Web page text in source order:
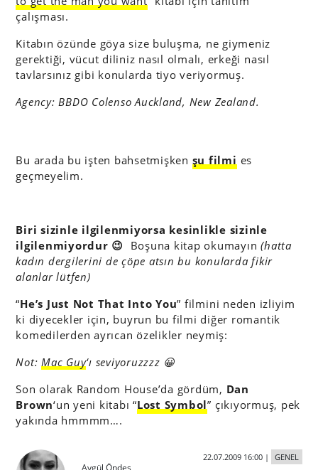
çalışması.
Kitabın özünde göya size buluşma, ne giymeniz
gerektiği, vücut diliniz nasıl olmalı, erkeği nasıl
tavlarsınız gibi konularda tiyo veriyormuş.
Agency: BBDO Colenso Auckland, New Zealand.
Bu arada bu işten bahsetmişken şu filmi es
geçmeyelim.
Biri sizinle ilgilenmiyorsa kesinlikle sizinle
ilgilenmiyordur 😉
Boşuna kitap okumayın(hatta
kadın dergilerini de çöpe atsın bu konularda fikir
alanlar lütfen)
“He’s Just Not That Into You” filmini neden izliyim
ki diyecekler için, buyrun bu filmi diğer romantik
komedilerden ayrıcan özelikler neymiş:
Not:Mac Guy‘ı seviyoruzzzz 😀
Son olarak Random House’da gördüm, Dan
Brown‘un yeni kitabı “Lost Symbol” çıkıyormuş, pek
yakında hmmmm….
Aygül Öndeş
22.07.2009 16:00| GENEL